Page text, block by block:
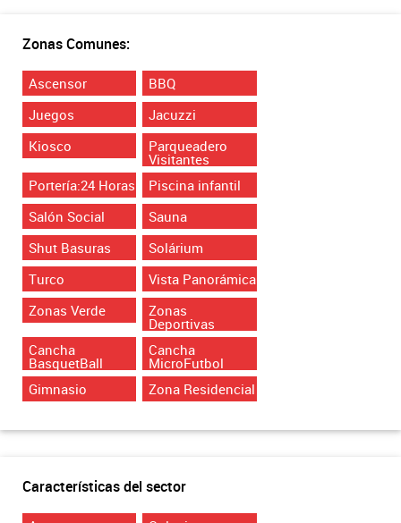
Zonas Comunes:
Ascensor
BBQ
Juegos
Jacuzzi
Kiosco
Parqueadero
Visitantes
Portería:24 Horas
Piscina infantil
Salón Social
Sauna
Shut Basuras
Solárium
Turco
Vista Panorámica
Zonas Verde
Zonas
Deportivas
Cancha
BasquetBall
Cancha
MicroFutbol
Gimnasio
Zona Residencial
Características del sector